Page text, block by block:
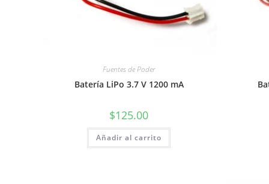
Fuentes de Poder
Batería LiPo 3.7 V 1200 mA
$125.00
Añadir al carrito